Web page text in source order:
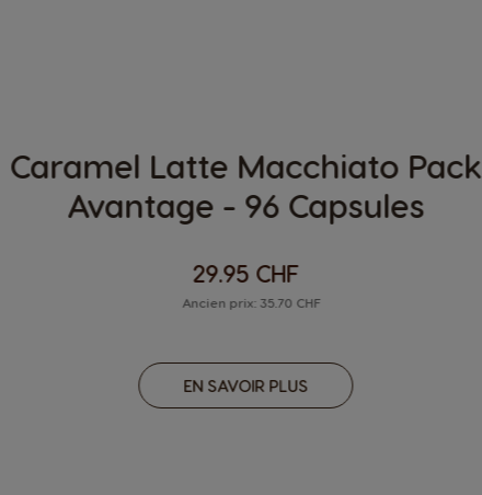
Caramel Latte Macchiato Pack
Avantage - 96 Capsules
29.95 CHF
Ancien prix: 35.70 CHF
EN SAVOIR PLUS